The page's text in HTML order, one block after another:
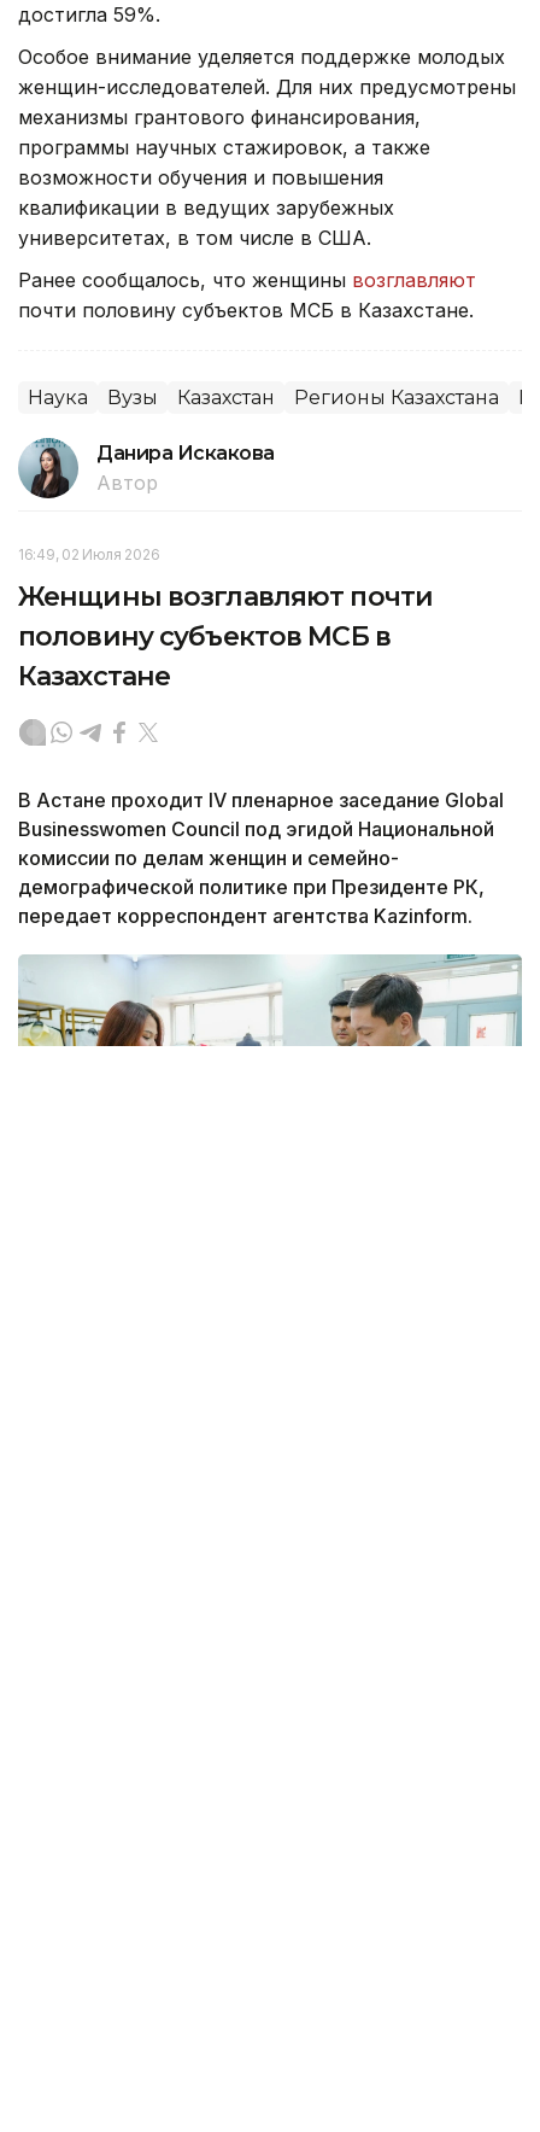
достигла 59%.
Особое внимание уделяется поддержке молодых
женщин-исследователей. Для них предусмотрены
механизмы грантового финансирования,
программы научных стажировок, а также
возможности обучения и повышения
квалификации в ведущих зарубежных
университетах, в том числе в США.
Ранее сообщалось, что женщины возглавляют
почти половину субъектов МСБ в Казахстане.
Наука Вузы Казахстан Регионы Казахстана
Данира Искакова
Автор
16:49, 02 Июля 2026
Женщины возглавляют почти
половину субъектов МСБ в
Казахстане
В Астане проходит IV пленарное заседание Global
Businesswomen Council под эгидой Национальной
комиссии по делам женщин и семейно-
демографической политике при Президенте РК,
передает корреспондент агентства Kazinform.